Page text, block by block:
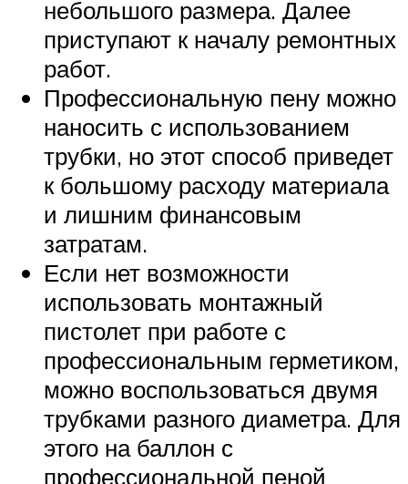
небольшого размера. Далее
приступают к началу ремонтных
работ.
Профессиональную пену можно
наносить с использованием
трубки, но этот способ приведет
к большому расходу материала
и лишним финансовым
затратам.
Если нет возможности
использовать монтажный
пистолет при работе с
профессиональным герметиком,
можно воспользоваться двумя
трубками разного диаметра. Для
этого на баллон с
профессиональной пеной